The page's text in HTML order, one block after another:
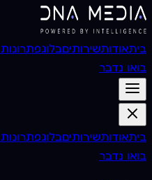
ביתאודותשירותיםבלוגפתרונות AI
בואו נדבר
ביתאודותשירותיםבלוגפתרונות AI
בואו נדבר